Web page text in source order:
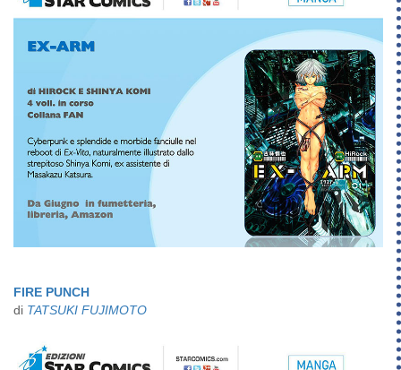
FIRE PUNCH
di TATSUKI FUJIMOTO